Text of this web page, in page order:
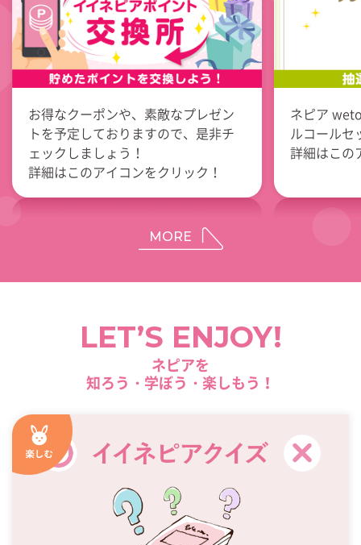
お得なクーポンや、素敵なプレゼン
トを予定しておりますので、是非チ
ェックしましょう！
詳細はこのアイコンをクリック！
ネピア
ルコールセ
詳細はこの
MORE
LET’S ENJOY!
ネピアを
知ろう・学ぼう・楽しもう！